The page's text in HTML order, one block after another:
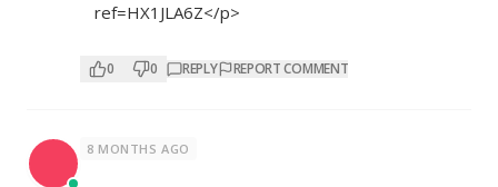
ref=HX1JLA6Z</p>
0 0 REPLY REPORT COMMENT
8 MONTHS AGO